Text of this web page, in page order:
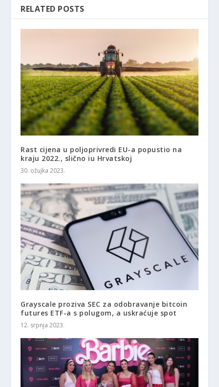
RELATED POSTS
Rast cijena u poljoprivredi EU-a popustio na
kraju 2022., slično iu Hrvatskoj
30. ožujka 2023.
Grayscale proziva SEC za odobravanje bitcoin
futures ETF-a s polugom, a uskraćuje spot
12. srpnja 2023.